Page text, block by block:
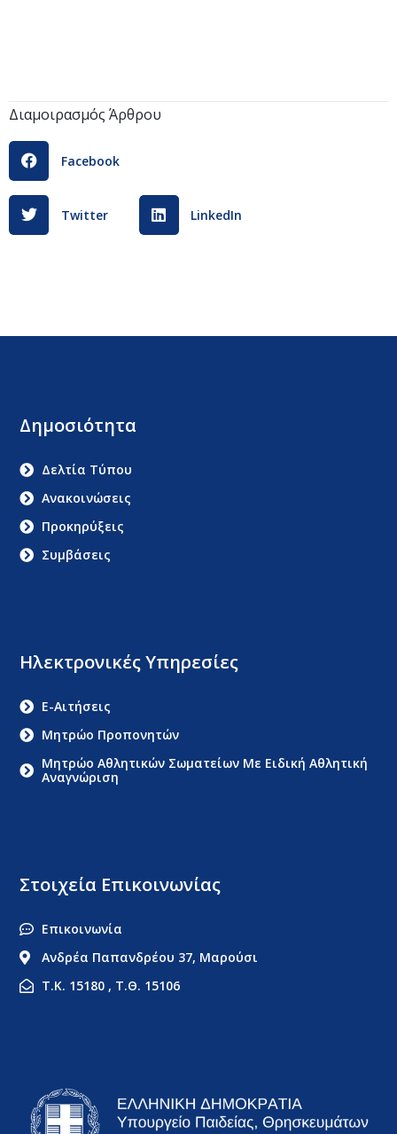
Διαμοιρασμός Άρθρου
Facebook
Twitter LinkedIn
Στοιχεία Επικοινωνίας
Επικοινωνία
Ανδρέα Παπανδρέου 37, Μαρούσι
Τ.Κ. 15180 , Τ.Θ. 15106
Ηλεκτρονικές Υπηρεσίες
E-Αιτήσεις
Μητρώο Προπονητών
Μητρώο Αθλητικών Σωματείων Με Ειδική Αθλητική
Αναγνώριση
Δημοσιότητα
Δελτία Τύπου
Ανακοινώσεις
Προκηρύξεις
Συμβάσεις